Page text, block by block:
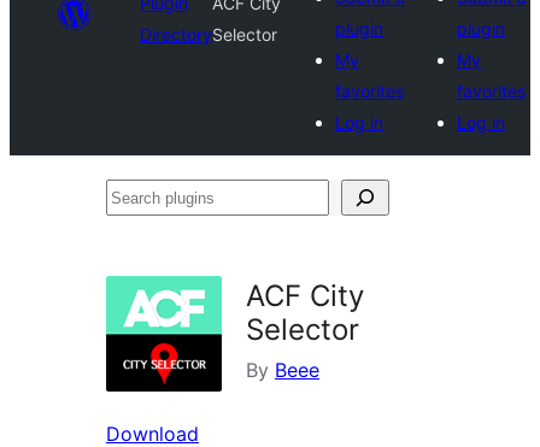
DirectorySelector
plugin
My
favorites
Log in
plugin
My
favorites
Log in
Search
ACF City
Selector
By Beee
Download